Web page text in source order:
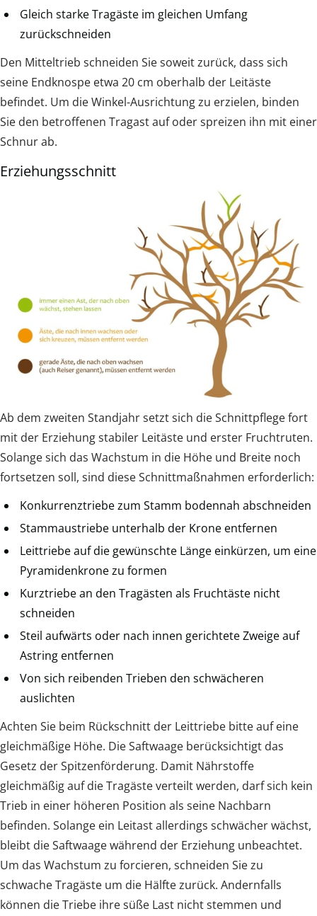
Gleich starke Tragäste im gleichen Umfang
zurückschneiden
Den Mitteltrieb schneiden Sie soweit zurück, dass sich
seine Endknospe etwa 20 cm oberhalb der Leitäste
befindet. Um die Winkel-Ausrichtung zu erzielen, binden
Sie den betroffenen Tragast auf oder spreizen ihn mit einer
Schnur ab.
Erziehungsschnitt
Ab dem zweiten Standjahr setzt sich die Schnittpflege fort
mit der Erziehung stabiler Leitäste und erster Fruchtruten.
Solange sich das Wachstum in die Höhe und Breite noch
fortsetzen soll, sind diese Schnittmaßnahmen erforderlich:
Konkurrenztriebe zum Stamm bodennah abschneiden
Stammaustriebe unterhalb der Krone entfernen
Leittriebe auf die gewünschte Länge einkürzen, um eine
Pyramidenkrone zu formen
Kurztriebe an den Tragästen als Fruchtäste nicht
schneiden
Steil aufwärts oder nach innen gerichtete Zweige auf
Astring entfernen
Von sich reibenden Trieben den schwächeren
auslichten
Achten Sie beim Rückschnitt der Leittriebe bitte auf eine
gleichmäßige Höhe. Die Saftwaage berücksichtigt das
Gesetz der Spitzenförderung. Damit Nährstoffe
gleichmäßig auf die Tragäste verteilt werden, darf sich kein
Trieb in einer höheren Position als seine Nachbarn
befinden. Solange ein Leitast allerdings schwächer wächst,
bleibt die Saftwaage während der Erziehung unbeachtet.
Um das Wachstum zu forcieren, schneiden Sie zu
schwache Tragäste um die Hälfte zurück. Andernfalls
können die Triebe ihre süße Last nicht stemmen und